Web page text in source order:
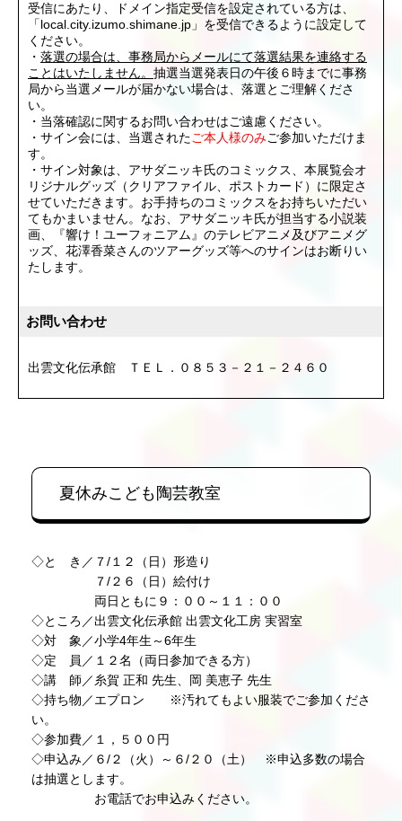
受信にあたり、ドメイン指定受信を設定されている方は、
「local.city.izumo.shimane.jp」を受信できるように設定して
ください。
・ 落選の場合は、事務局からメールにて落選結果を連絡する
ことはいたしません。 抽選当選発表日の午後６時までに事務
局から当選メールが届かない場合は、落選とご理解くださ
い。
・当落確認に関するお問い合わせはご遠慮ください。
・サイン会には、当選されたご本人様のみご参加いただけま
す。
・サイン対象は、アサダニッキ氏のコミックス、本展覧会オ
リジナルグッズ（クリアファイル、ポストカード）に限定さ
せていただきます。お手持ちのコミックスをお持ちいただい
てもかまいません。なお、アサダニッキ氏が担当する小説装
画、『響け！ユーフォニアム』のテレビアニメ及びアニメグ
ッズ、花澤香菜さんのツアーグッズ等へのサインはお断りい
たします。
お問い合わせ
出雲文化伝承館 ＴＥＬ．０８５３－２１－２４６０
夏休みこども陶芸教室
◇と き／７/１２（日）形造り
７/２６（日）絵付け
両日ともに９：００～１１：００
◇ところ／出雲文化伝承館 出雲文化工房 実習室
◇対 象／小学4年生～6年生
◇定 員／１２名（両日参加できる方）
◇講 師／糸賀 正和 先生、岡 美恵子 先生
◇持ち物／エプロン ※汚れてもよい服装でご参加くださ
い。
◇参加費／１，５００円
◇申込み／６/２（火）～６/２０（土） ※申込多数の場合
は抽選とします。
お電話でお申込みください。